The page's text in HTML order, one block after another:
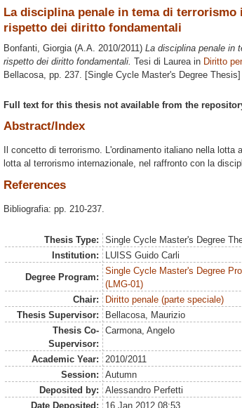
La disciplina penale in tema di
rispetto dei diritto fondamentali
Bonfanti, Giorgia(A.A. 2010/2011) La disciplina penale in
rispetto dei diritto fondamentali. Tesi di Laurea in Diritto
Bellacosa, pp. 237. [Single Cycle Master's Degree Thesis]
Full text for this thesis not available from the
Abstract/Index
Il concetto di terrorismo. L'ordinamento italiano nella
lotta al terrorismo internazionale, nel raffronto con la
References
Bibliografia: pp. 210-237.
Thesis Type:
Single Cycle Master's Degree
Institution:
LUISS Guido Carli
Degree Program:
Single Cycle Master's Degree
(LMG-01)
Chair:
Diritto penale (parte speciale)
Thesis Supervisor:
Bellacosa, Maurizio
Thesis Co-
Supervisor:
Carmona, Angelo
Academic Year:
2010/2011
Session:
Autumn
Deposited by:
Alessandro Perfetti
Date Deposited:
16 Jan 2012 08:53